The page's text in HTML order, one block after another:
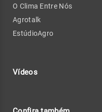
O Clima Entre Nós
Agrotalk
EstúdioAgro
Vídeos